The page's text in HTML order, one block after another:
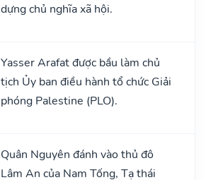
dựng chủ nghĩa xã hội.
Yasser Arafat được bầu làm chủ
tịch Ủy ban điều hành tổ chức Giải
phóng Palestine (PLO).
Quân Nguyên đánh vào thủ đô
Lâm An của Nam Tống, Tạ thái